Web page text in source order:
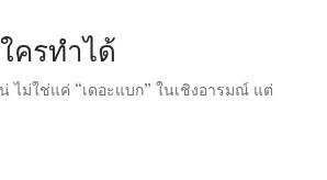
ครทำได้
ไม่ใช่แค่ “เดอะแบก” ในเชิงอารมณ์ แต่